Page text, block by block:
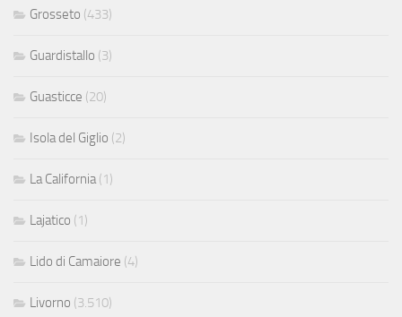
Grosseto (433)
Guardistallo (3)
Guasticce (20)
Isola del Giglio (2)
La California (1)
Lajatico (1)
Lido di Camaiore (4)
Livorno (3.510)